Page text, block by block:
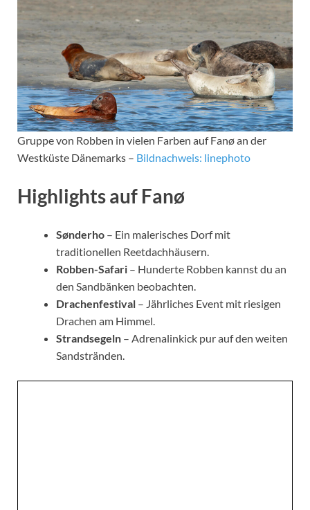
Gruppe von Robben in vielen Farben auf Fanø an der
Westküste Dänemarks – Bildnachweis: linephoto
Highlights auf Fanø
Sønderho – Ein malerisches Dorf mit
traditionellen Reetdachhäusern.
Robben-Safari – Hunderte Robben kannst du an
den Sandbänken beobachten.
Drachenfestival – Jährliches Event mit riesigen
Drachen am Himmel.
Strandsegeln – Adrenalinkick pur auf den weiten
Sandstränden.